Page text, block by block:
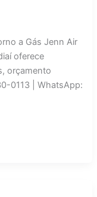
a Gás Jenn Air
oferece
orçamento
0113 | WhatsApp: